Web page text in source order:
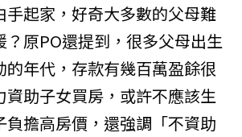
手起家，好奇大多數的父母難
？原PO還提到，很多父母出生
的年代，存款有幾百萬盈餘很
資助子女買房，或許不應該生
負擔高房價，還強調「不資助